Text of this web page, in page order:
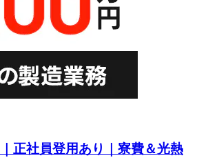
正社員登用あり｜寮費＆光熱